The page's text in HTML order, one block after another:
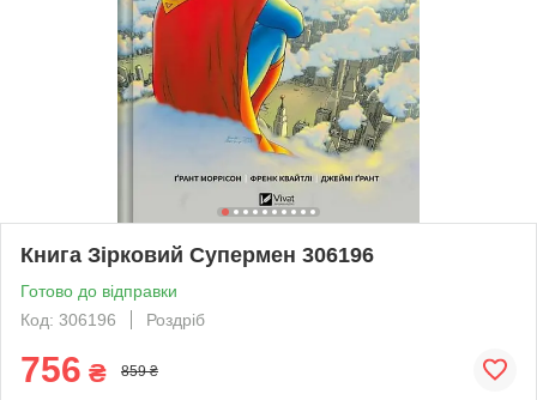
Книга Зірковий Супермен 306196
Готово до відправки
Код: 306196
Роздріб
756 ₴ 859 ₴